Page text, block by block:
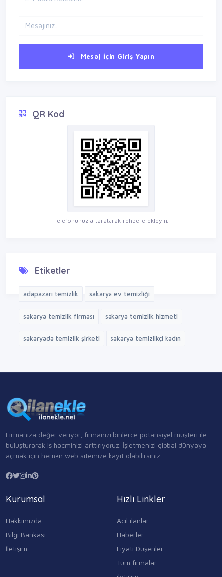
Mesaj İçin Giriş Yapın
QR Kod
Telefonunuzla taratarak rehbere ekleyin.
Etiketler
adapazarı temizlik sakarya ev temizliği
sakarya temizlik firması sakarya temizlik hizmeti
sakaryada temizlik şirketi sakarya temizlikçi kadın
Firmanıza değer veriyor, firmanızı binlerce potansiyel müşteri ile
buluşturarak iş hacminizi arttırıyoruz. İşletmenizi global dünyaya
açmak için hemen web sitemize kayıt olabilirsiniz.
Kurumsal
Hakkımızda
Bilgi Bankası
İletişim
Hızlı Linkler
Acil ilanlar
Haberler
Fiyatı Düşenler
Tüm firmalar